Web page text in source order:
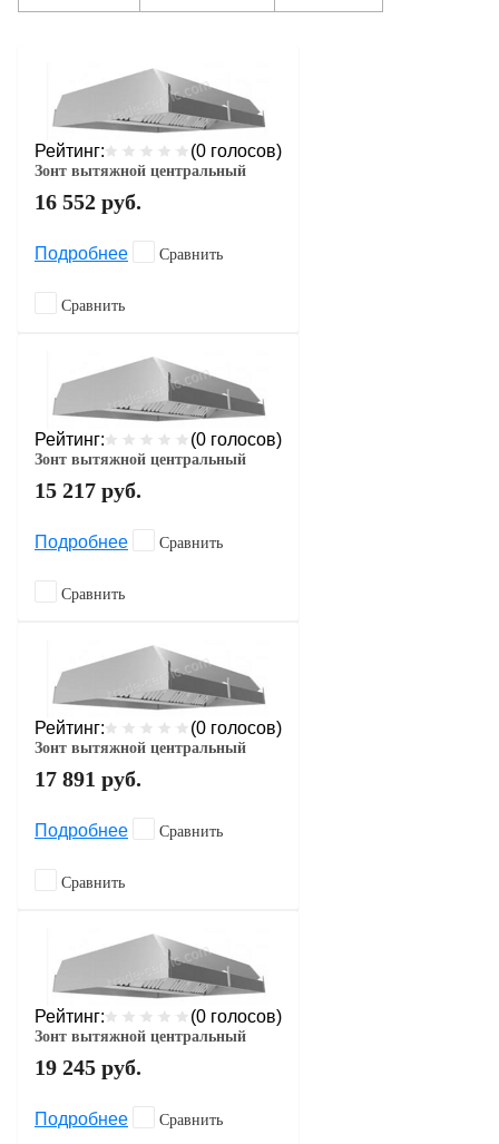
Рейтинг: (0 голосов)
Зонт вытяжной центральный
16 552 руб.
Подробнее Сравнить
Сравнить
Рейтинг: (0 голосов)
Зонт вытяжной центральный
15 217 руб.
Подробнее Сравнить
Сравнить
Рейтинг: (0 голосов)
Зонт вытяжной центральный
17 891 руб.
Подробнее Сравнить
Сравнить
Рейтинг: (0 голосов)
Зонт вытяжной центральный
19 245 руб.
Подробнее Сравнить